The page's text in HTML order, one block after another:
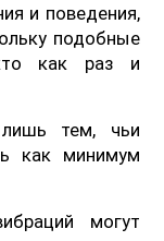
и поведения,
подобные
как раз и
лишь тем, чьи
как минимум
могут